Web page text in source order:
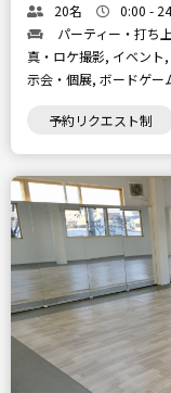
20名 0:00 -
パーティー・打ち
真・ロケ撮影, イベン
示会・個展, ボードゲー
予約リクエスト制